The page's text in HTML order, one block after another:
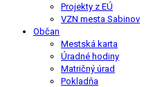
Projekty z EÚ
VZN mesta Sabinov
Občan
Mestská karta
Úradné hodiny
Matričný úrad
Pokladňa